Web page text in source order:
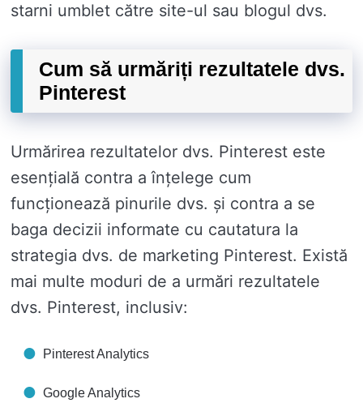
starni umblet către site-ul sau blogul dvs.
Cum să urmăriți rezultatele dvs.
Pinterest
Urmărirea rezultatelor dvs. Pinterest este
esențială contra a înțelege cum
funcționează pinurile dvs. și contra a se
baga decizii informate cu cautatura la
strategia dvs. de marketing Pinterest. Există
mai multe moduri de a urmări rezultatele
dvs. Pinterest, inclusiv:
Pinterest Analytics
Google Analytics